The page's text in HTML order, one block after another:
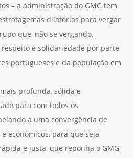
– a administração do GMG tem
dilatórios para vergar
que, não se vergando,
e solidariedade por parte
portugueses e da população em
profunda, sólida e
para com todos os
a uma convergência de
económicos, para que seja
e justa, que reponha o GMG